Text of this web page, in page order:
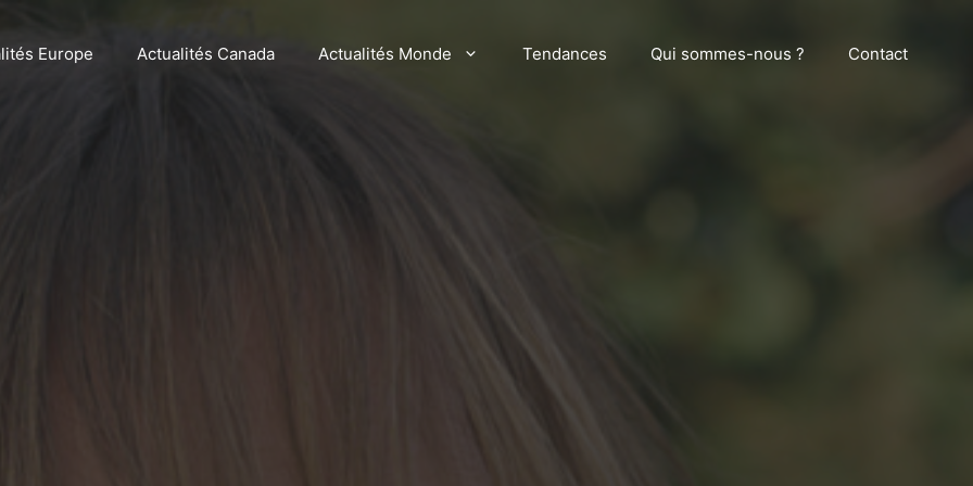
Europe Actualités Canada Actualités Monde Tendances Qui sommes-nous ? Contact